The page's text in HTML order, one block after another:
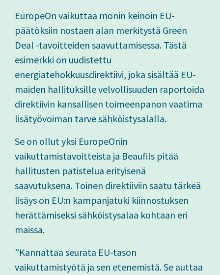
EuropeOn vaikuttaa monin keinoin EU-
päätöksiin nostaen alan merkitystä Green
Deal -tavoitteiden saavuttamisessa. Tästä
esimerkki on uudistettu
energiatehokkuusdirektiivi, joka sisältää EU-
maiden hallituksille velvollisuuden raportoida
direktiivin kansallisen toimeenpanon vaatima
lisätyövoiman tarve sähköistysalalla.
Se on ollut yksi EuropeOnin
vaikuttamistavoitteista ja Beaufils pitää
hallitusten patistelua erityisenä
saavutuksena. Toinen direktiiviin saatu tärkeä
lisäys on EU:n kampanjatuki kiinnostuksen
herättämiseksi sähköistysalaa kohtaan eri
maissa.
”Kannattaa seurata EU-tason
vaikuttamistyötä ja sen etenemistä. Se auttaa